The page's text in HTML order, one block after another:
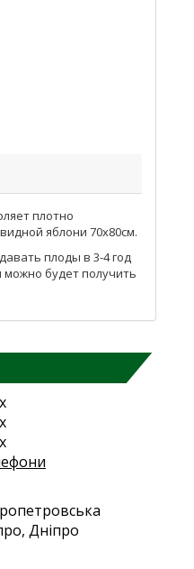
плотно
яблони 70х80см.
плоды в 3-4 год
можно будет получить
Дніпро